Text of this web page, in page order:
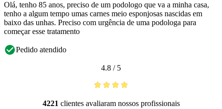
Olá, tenho 85 anos, preciso de um podologo que va a minha casa,
tenho a algum tempo umas carnes meio esponjosas nascidas em
baixo das unhas. Preciso com urgência de uma podologa para
começar esse tratamento
Pedido atendido
4.8 / 5
4221 clientes avaliaram nossos profissionais